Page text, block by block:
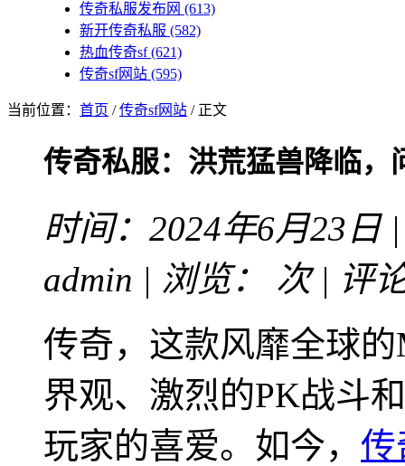
传奇私服发布网 (613)
新开传奇私服 (582)
热血传奇sf(621)
传奇sf网站 (595)
当前位置： 首页 /传奇sf网站 / 正文
传奇私服：洪荒猛兽降临，
时间：2024年6月23日
admin | 浏览：
次 | 评
传奇，这款风靡全球
界观、激烈的PK战斗
玩家的喜爱。如今， 传